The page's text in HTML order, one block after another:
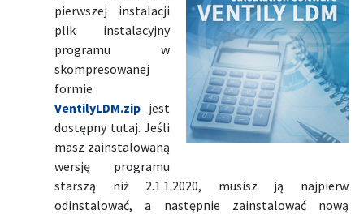
pierwszej instalacji
plik instalacyjny
programu w
skompresowanej
formie
VentilyLDM.zip jest
dostępny tutaj. Jeśli
masz zainstalowaną
wersję programu
starszą niż 2.1.1.2020, musisz ją najpierw
odinstalować, a następnie zainstalować nową